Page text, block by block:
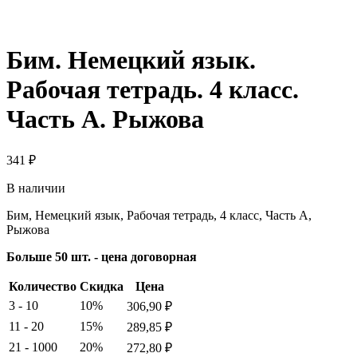
Бим. Немецкий язык.
Рабочая тетрадь. 4 класс.
Часть А. Рыжова
341 ₽
В наличии
Бим, Немецкий язык, Рабочая тетрадь, 4 класс, Часть А,
Рыжова
Больше 50 шт. - цена договорная
Количество Скидка
Цена
3 - 10
10% 306,90 ₽
11 - 20
15% 289,85 ₽
21 - 1000
20% 272,80 ₽